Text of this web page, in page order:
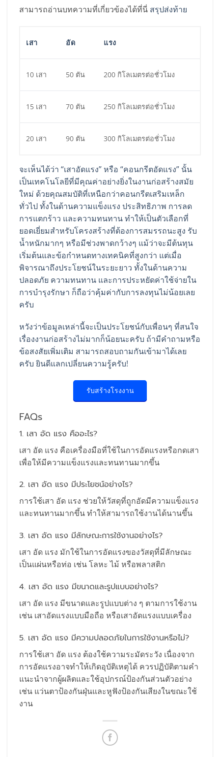
สามารถอ่านบทความที่เกี่ยวข้องได้ที่นี่ สรุปส่งท้าย
เสา อัด แรง
10 เสา 50 ตัน 200 กิโลเมตรต่อชั่วโมง
15 เสา 70 ตัน 250 กิโลเมตรต่อชั่วโมง
20 เสา 90 ตัน 300 กิโลเมตรต่อชั่วโมง
จะเห็นได้ว่า “เสาอัดแรง” หรือ “คอนกรีตอัดแรง” นั้น
เป็นเทคโนโลยีที่มีคุณค่าอย่างยิ่งในงานก่อสร้างสมัย
ใหม่ ด้วยคุณสมบัติที่เหนือกว่าคอนกรีตเสริมเหล็ก
ทั่วไป ทั้งในด้านความแข็งแรง ประสิทธิภาพ การลด
การแตกร้าว และความทนทาน ทำให้เป็นตัวเลือกที่
ยอดเยี่ยมสำหรับโครงสร้างที่ต้องการสมรรถนะสูง รับ
น้ำหนักมากๆ หรือมีช่วงพาดกว้างๆ แม้ว่าจะมีต้นทุน
เริ่มต้นและข้อกำหนดทางเทคนิคที่สูงกว่า แต่เมื่อ
พิจารณาถึงประโยชน์ในระยะยาว ทั้งในด้านความ
ปลอดภัย ความทนทาน และการประหยัดค่าใช้จ่ายใน
การบำรุงรักษา ก็ถือว่าคุ้มค่ากับการลงทุนไม่น้อยเลย
ครับ
หวังว่าข้อมูลเหล่านี้จะเป็นประโยชน์กับเพื่อนๆ ที่สนใจ
เรื่องงานก่อสร้างไม่มากก็น้อยนะครับ ถ้ามีคำถามหรือ
ข้อสงสัยเพิ่มเติม สามารถสอบถามกันเข้ามาได้เลย
ครับ ยินดีแลกเปลี่ยนความรู้ครับ!
รับสร้างโรงงาน
FAQs
1. เสา อัด แรง คืออะไร?
เสา อัด แรง คือเครื่องมือที่ใช้ในการอัดแรงหรือกดเสา
เพื่อให้มีความแข็งแรงและทนทานมากขึ้น
2. เสา อัด แรง มีประโยชน์อย่างไร?
การใช้เสา อัด แรง ช่วยให้วัสดุที่ถูกอัดมีความแข็งแรง
และทนทานมากขึ้น ทำให้สามารถใช้งานได้นานขึ้น
3. เสา อัด แรง มีลักษณะการใช้งานอย่างไร?
เสา อัด แรง มักใช้ในการอัดแรงของวัสดุที่มีลักษณะ
เป็นแผ่นหรือท่อ เช่น โลหะ ไม้ หรือพลาสติก
4. เสา อัด แรง มีขนาดและรูปแบบอย่างไร?
เสา อัด แรง มีขนาดและรูปแบบต่าง ๆ ตามการใช้งาน
เช่น เสาอัดแรงแบบมือถือ หรือเสาอัดแรงแบบเครื่อง
5. เสา อัด แรง มีความปลอดภัยในการใช้งานหรือไม่?
การใช้เสา อัด แรง ต้องใช้ความระมัดระวัง เนื่องจาก
การอัดแรงอาจทำให้เกิดอุบัติเหตุได้ ควรปฏิบัติตามคำ
แนะนำจากผู้ผลิตและใช้อุปกรณ์ป้องกันส่วนตัวอย่าง
เช่น แว่นตาป้องกันฝุ่นและหูฟังป้องกันเสียงในขณะใช้
งาน